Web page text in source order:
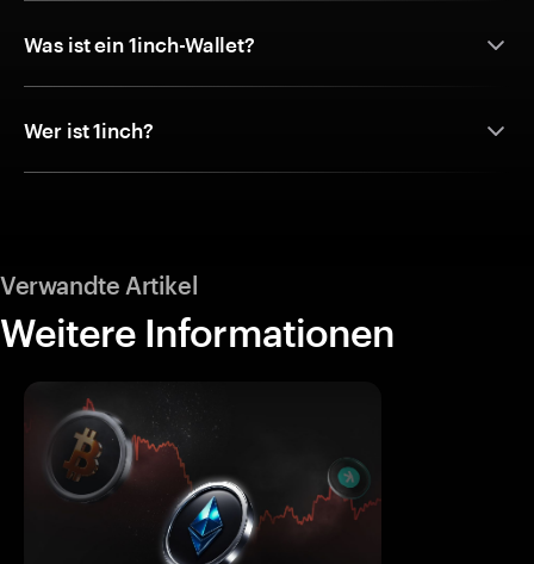
Was ist ein 1inch-Wallet?
Wer ist 1inch?
Verwandte Artikel
Weitere Informationen